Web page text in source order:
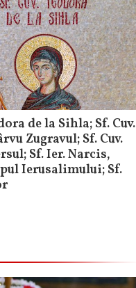
de la Sihla; Sf. Cuv.
Zugravul; Sf. Cuv.
Sf. Ier. Narcis,
Ierusalimului; Sf.